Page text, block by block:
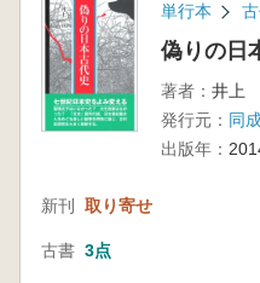
単行本
偽りの日
著者： 井上
発行元： 同
出版年：
新刊 取り寄せ
古書 3点